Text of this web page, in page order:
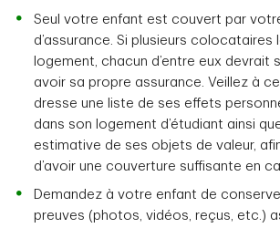
Seul votre enfant est couvert par
d’assurance. Si plusieurs colocataires
logement, chacun d’entre eux devrait
avoir sa propre assurance. Veillez à
dresse une liste de ses effets
dans son logement d’étudiant ainsi
estimative de ses objets de valeur,
d’avoir une couverture suffisante en
Demandez à votre enfant de
preuves (photos, vidéos, reçus, etc.)